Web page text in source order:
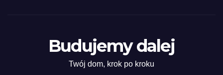
Budujemy dalej
Twój dom, krok po kroku